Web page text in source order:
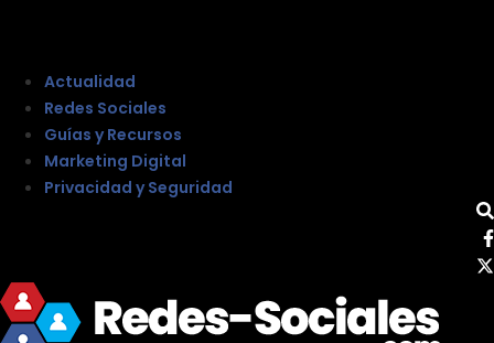
Actualidad
Redes Sociales
Guías y Recursos
Marketing Digital
Privacidad y Seguridad